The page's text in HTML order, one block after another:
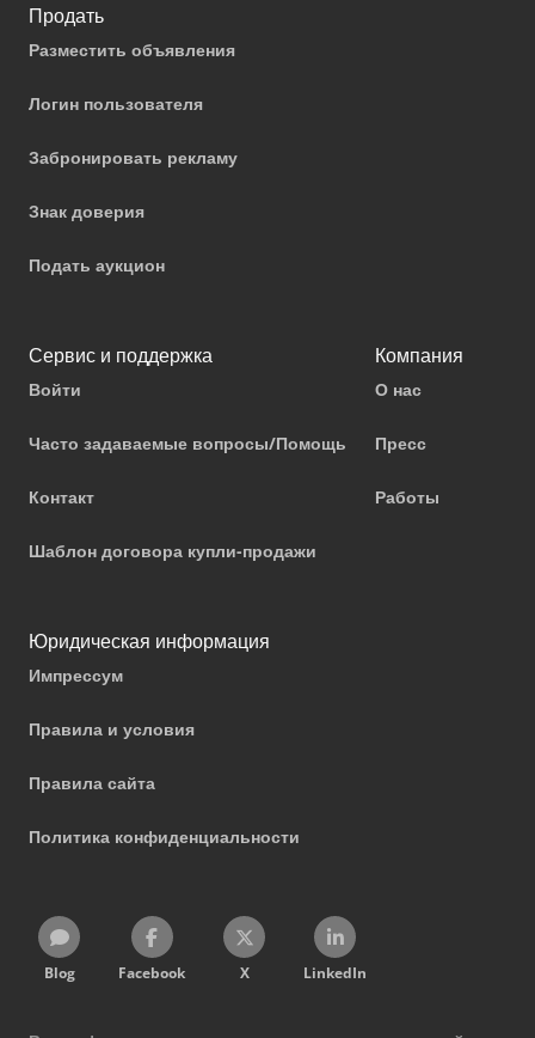
Продать
Разместить объявления
Логин пользователя
Забронировать рекламу
Знак доверия
Подать аукцион
Сервис и поддержка
Войти
Часто задаваемые вопросы/Помощь
Контакт
Шаблон договора купли-продажи
Компания
О нас
Пресс
Работы
Юридическая информация
Импрессум
Правила и условия
Правила сайта
Политика конфиденциальности
Blog Facebook X LinkedIn